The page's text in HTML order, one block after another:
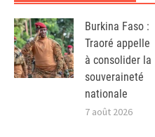
Burkina Faso :
Traoré appelle
à consolider la
souveraineté
nationale
7 août 2026